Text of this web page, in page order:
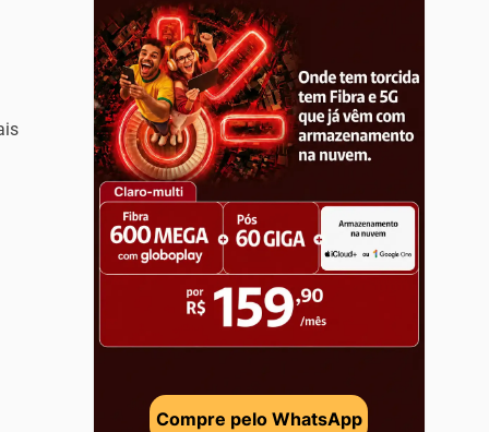
Compre pelo WhatsApp